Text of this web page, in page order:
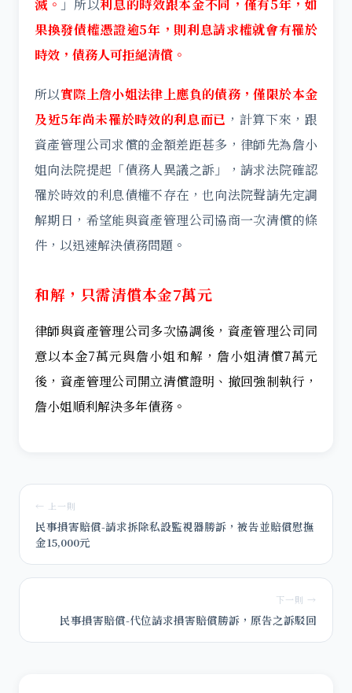
滅。 」所以利息的時效跟本金不同，僅有5年，如
果換發債權憑證逾5年，則利息請求權就會有罹於
時效，債務人可拒絕清償。
所以實際上詹小姐法律上應負的債務，僅限於本金
及近5年尚未罹於時效的利息而已 ，計算下來，跟
資產管理公司求償的金額差距甚多，律師先為詹小
姐向法院提起「債務人異議之訴」，請求法院確認
罹於時效的利息債權不存在，也向法院聲請先定調
解期日，希望能與資產管理公司協商一次清償的條
件，以迅速解決債務問題。
和解，只需清償本金7萬元
律師與資產管理公司多次協調後，資產管理公司同
意以本金7萬元與詹小姐和解，詹小姐清償7萬元
後，資產管理公司開立清償證明、撤回強制執行，
詹小姐順利解決多年債務。
← 上一則
民事損害賠償-請求拆除私設監視器勝訴，被告並賠償慰撫
金15,000元
下一則 →
民事損害賠償-代位請求損害賠償勝訴，原告之訴駁回